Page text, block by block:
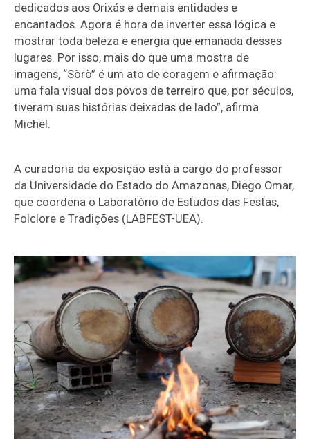
dedicados aos Orixás e demais entidades e
encantados. Agora é hora de inverter essa lógica e
mostrar toda beleza e energia que emanada desses
lugares. Por isso, mais do que uma mostra de
imagens, “Sòrò” é um ato de coragem e afirmação:
uma fala visual dos povos de terreiro que, por séculos,
tiveram suas histórias deixadas de lado”, afirma
Michel.
A curadoria da exposição está a cargo do professor
da Universidade do Estado do Amazonas, Diego Omar,
que coordena o Laboratório de Estudos das Festas,
Folclore e Tradições (LABFEST-UEA).